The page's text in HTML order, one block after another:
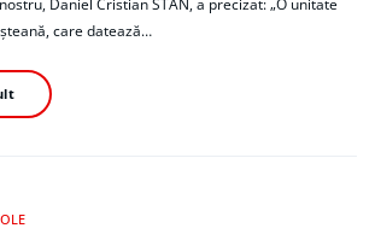
Daniel Cristian STAN, a precizat: „O unitate
care datează…